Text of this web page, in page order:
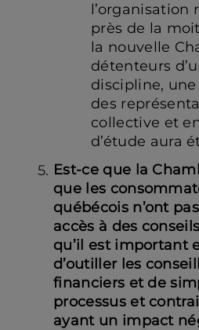
l’organisation
près de la
la nouvelle
détenteurs
discipline,
des
collective et
d’étude aura
Est-ce que la
que les
québécois n’ont
accès à des
qu’il est important
d’outiller les
financiers et de
processus et
ayant un impact